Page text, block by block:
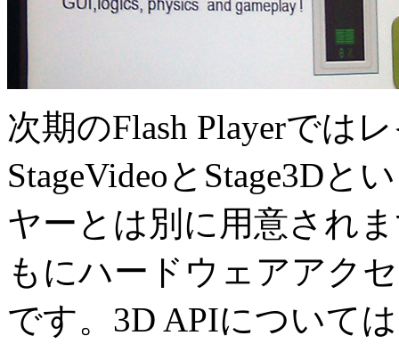
次期のFlash Playerでは
StageVideoとStage3Dと
ヤーとは別に用意されま
もにハードウェアアク
です。3D APIについて